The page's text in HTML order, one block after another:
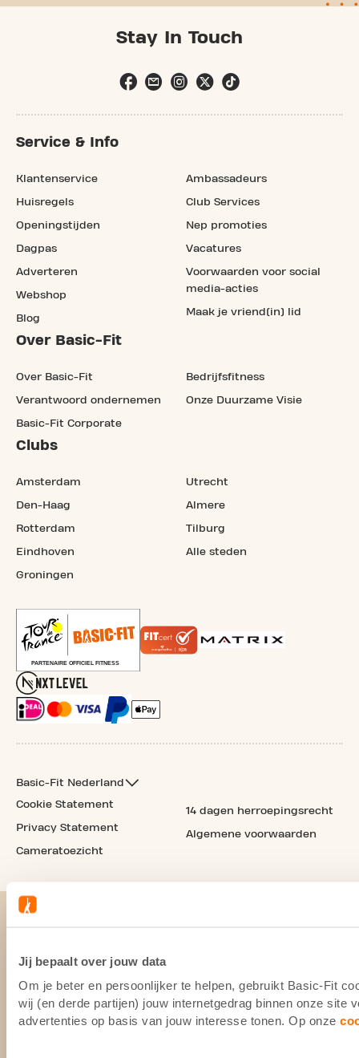
Jij bepaalt over jouw data
Om je beter en persoonlijker te helpen, gebruikt Basic-Fit
wij (en derde partijen) jouw internetgedrag binnen onze site
advertenties op basis van jouw interesse tonen. Op onze
Stay In Touch
Service & Info
Klantenservice
Huisregels
Openingstijden
Dagpas
Adverteren
Webshop
Blog
Ambassadeurs
Club Services
Nep promoties
Vacatures
Voorwaarden voor social
media-acties
Maak je vriend(in) lid
Over Basic-Fit
Over Basic-Fit
Verantwoord ondernemen
Basic-Fit Corporate
Bedrijfsfitness
Onze Duurzame Visie
Clubs
Amsterdam
Den-Haag
Rotterdam
Eindhoven
Groningen
Utrecht
Almere
Tilburg
Alle steden
Basic-Fit Nederland
Cookie Statement
Privacy Statement
Cameratoezicht
14 dagen herroepingsrecht
Algemene voorwaarden